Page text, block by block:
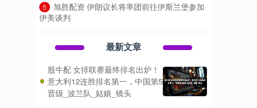
5
​旭胜配资 伊朗议长将率团前往伊斯兰堡参加
伊美谈判
最新文章
股牛配 女排联赛最终排名出炉！
意大利12连胜排名第一，中国第5
晋级_波兰队_姑娘_镜头